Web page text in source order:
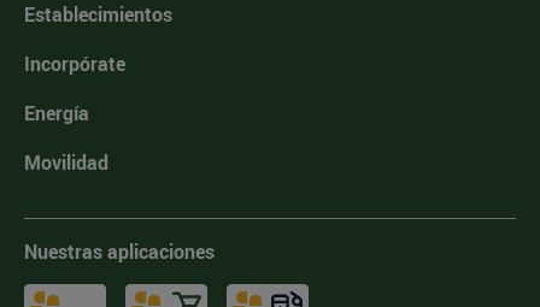
Establecimientos
Incorpórate
Energía
Movilidad
Nuestras aplicaciones